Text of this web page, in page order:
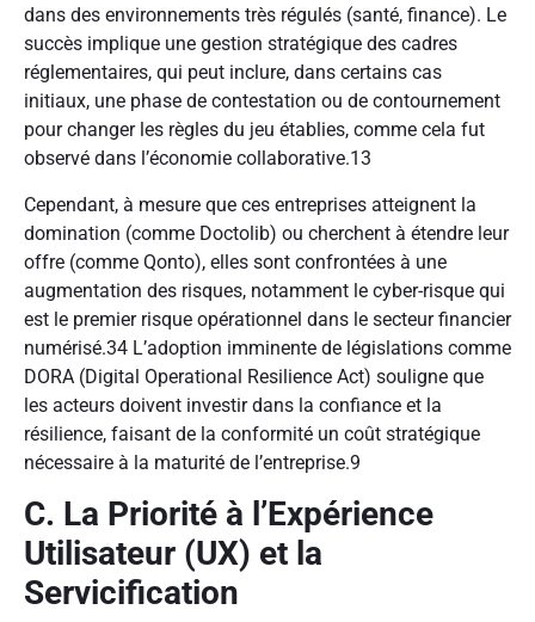
dans des environnements très régulés (santé, finance). Le
succès implique une gestion stratégique des cadres
réglementaires, qui peut inclure, dans certains cas
initiaux, une phase de contestation ou de contournement
pour changer les règles du jeu établies, comme cela fut
observé dans l’économie collaborative.13
Cependant, à mesure que ces entreprises atteignent la
domination (comme Doctolib) ou cherchent à étendre leur
offre (comme Qonto), elles sont confrontées à une
augmentation des risques, notamment le cyber-risque qui
est le premier risque opérationnel dans le secteur financier
numérisé.34 L’adoption imminente de législations comme
DORA (Digital Operational Resilience Act) souligne que
les acteurs doivent investir dans la confiance et la
résilience, faisant de la conformité un coût stratégique
nécessaire à la maturité de l’entreprise.9
C. La Priorité à l’Expérience
Utilisateur (UX) et la
Servicification